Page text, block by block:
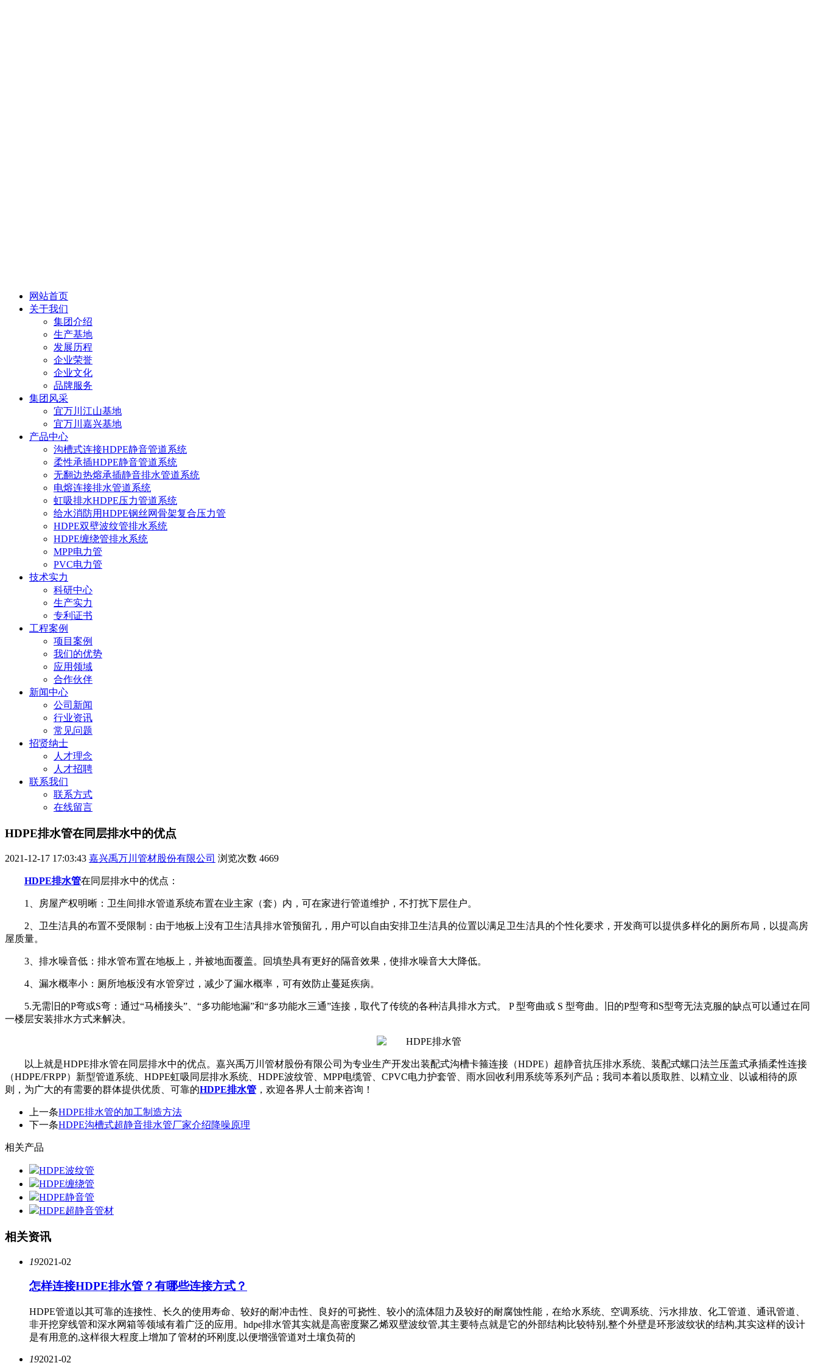
网站首页
关于我们
集团介绍
生产基地
发展历程
企业荣誉
企业文化
品牌服务
集团风采
宜万川江山基地
宜万川嘉兴基地
产品中心
沟槽式连接HDPE静音管道系统
柔性承插HDPE静音管道系统
无翻边热熔承插静音排水管道系统
电熔连接排水管道系统
虹吸排水HDPE压力管道系统
给水消防用HDPE钢丝网骨架复合压力管
HDPE双壁波纹管排水系统
HDPE缠绕管排水系统
MPP电力管
PVC电力管
技术实力
科研中心
生产实力
专利证书
工程案例
项目案例
我们的优势
应用领域
合作伙伴
新闻中心
公司新闻
行业资讯
常见问题
招贤纳士
人才理念
人才招聘
联系我们
联系方式
在线留言
HDPE排水管在同层排水中的优点
2021-12-17 17:03:43 嘉兴禹万川管材股份有限公司 浏览次数 4669
HDPE排水管在同层排水中的优点：
1、房屋产权明晰：卫生间排水管道系统布置在业主家（套）内，可在家进行管道维护，不打扰下层住户。
2、卫生洁具的布置不受限制：由于地板上没有卫生洁具排水管预留孔，用户可以自由安排卫生洁具的位置以满足卫生洁具的个性化要求，开发商可以提供多样化的厕所布局，以提高房
屋质量。
3、排水噪音低：排水管布置在地板上，并被地面覆盖。回填垫具有更好的隔音效果，使排水噪音大大降低。
4、漏水概率小：厕所地板没有水管穿过，减少了漏水概率，可有效防止蔓延疾病。
5.无需旧的P弯或S弯：通过“马桶接头”、“多功能地漏”和“多功能水三通”连接，取代了传统的各种洁具排水方式。 P 型弯曲或 S 型弯曲。旧的P型弯和S型弯无法克服的缺点可以通过在同
一楼层安装排水方式来解决。
以上就是HDPE排水管在同层排水中的优点。嘉兴禹万川管材股份有限公司为专业生产开发出装配式沟槽卡箍连接（HDPE）超静音抗压排水系统、装配式螺口法兰压盖式承插柔性连接
（HDPE/FRPP）新型管道系统、HDPE虹吸同层排水系统、HDPE波纹管、MPP电缆管、CPVC电力护套管、雨水回收利用系统等系列产品；我司本着以质取胜、以精立业、以诚相待的原
则，为广大的有需要的群体提供优质、可靠的HDPE排水管 ，欢迎各界人士前来咨询！
上一条HDPE排水管的加工制造方法
下一条HDPE沟槽式超静音排水管厂家介绍降噪原理
相关产品
HDPE波纹管
HDPE缠绕管
HDPE静音管
HDPE超静音管材
相关资讯
192021-02
怎样连接HDPE排水管？有哪些连接方式？
HDPE管道以其可靠的连接性、长久的使用寿命、较好的耐冲击性、良好的可挠性、较小的流体阻力及较好的耐腐蚀性能，在给水系统、空调系统、污水排放、化工管道、通讯管道、
非开挖穿线管和深水网箱等领域有着广泛的应用。hdpe排水管其实就是高密度聚乙烯双壁波纹管,其主要特点就是它的外部结构比较特别,整个外壁是环形波纹状的结构,其实这样的设计
是有用意的,这样很大程度上增加了管材的环刚度,以便增强管道对土壤负荷的
192021-02